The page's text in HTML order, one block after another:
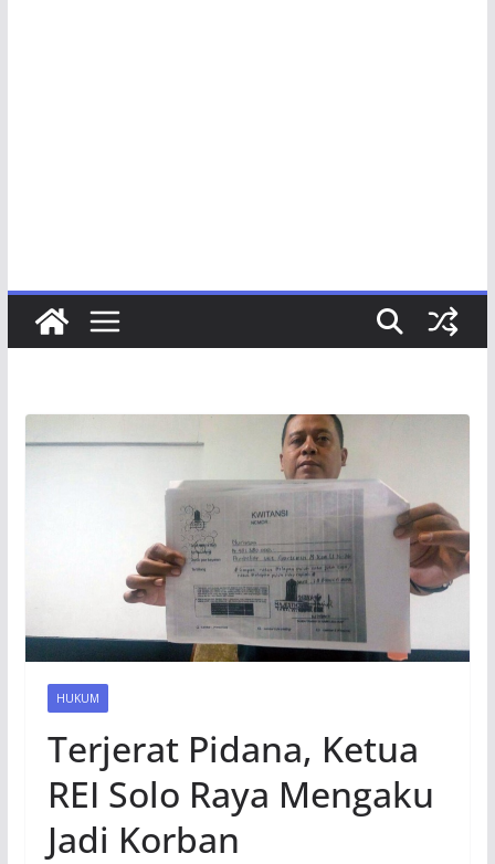
HUKUM
Terjerat Pidana, Ketua
REI Solo Raya Mengaku
Jadi Korban